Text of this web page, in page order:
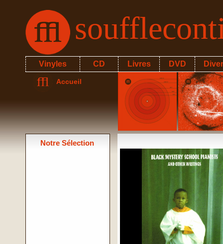
Vinyles CD Livres DVD
Accueil
Notre Sélection